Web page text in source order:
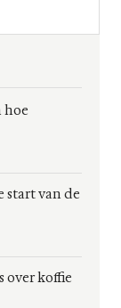
hoe
start van de
over koffie